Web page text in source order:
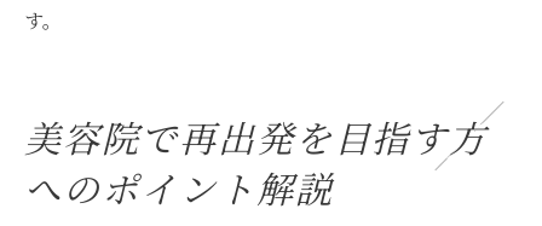
す。
美容院で再出発を目指す方
へのポイント解説